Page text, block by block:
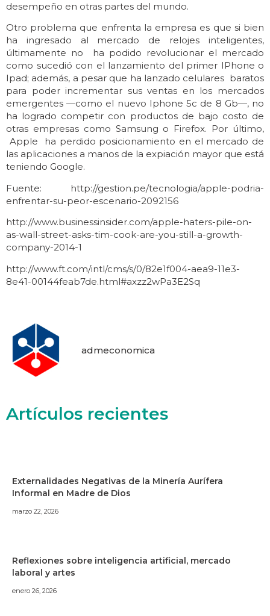
desempeño en otras partes del mundo.
Otro problema que enfrenta la empresa es que si bien
ha ingresado al mercado de relojes inteligentes,
últimamente no ha podido revolucionar el mercado
como sucedió con el lanzamiento del primer IPhone o
Ipad; además, a pesar que ha lanzado celulares baratos
para poder incrementar sus ventas en los mercados
emergentes —como el nuevo Iphone 5c de 8 Gb—, no
ha logrado competir con productos de bajo costo de
otras empresas como Samsung o Firefox. Por último,
Apple ha perdido posicionamiento en el mercado de
las aplicaciones a manos de la expiación mayor que está
teniendo Google.
Fuente: http://gestion.pe/tecnologia/apple-podria-
enfrentar-su-peor-escenario-2092156
http://www.businessinsider.com/apple-haters-pile-on-
as-wall-street-asks-tim-cook-are-you-still-a-growth-
company-2014-1
http://www.ft.com/intl/cms/s/0/82e1f004-aea9-11e3-
8e41-00144feab7de.html#axzz2wPa3E2Sq
admeconomica
Artículos recientes
Externalidades Negativas de la Minería Aurífera
Informal en Madre de Dios
marzo 22, 2026
Reflexiones sobre inteligencia artificial, mercado
laboral y artes
enero 26, 2026